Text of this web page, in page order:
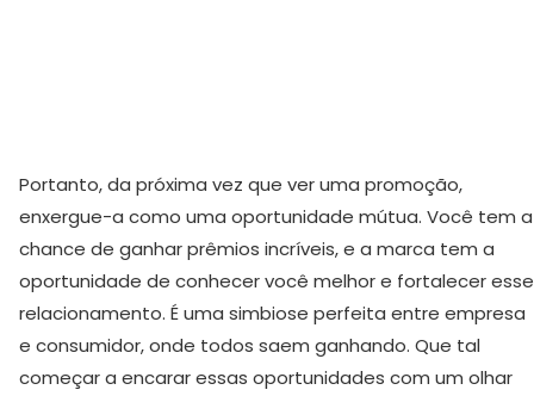
Portanto, da próxima vez que ver uma promoção,
enxergue-a como uma oportunidade mútua. Você tem a
chance de ganhar prêmios incríveis, e a marca tem a
oportunidade de conhecer você melhor e fortalecer esse
relacionamento. É uma simbiose perfeita entre empresa
e consumidor, onde todos saem ganhando. Que tal
começar a encarar essas oportunidades com um olhar